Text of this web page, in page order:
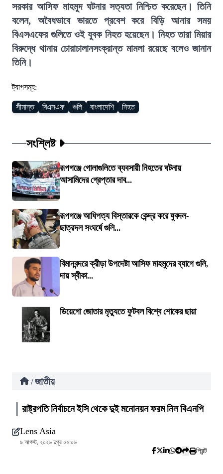
সরকার আসিফ মাহমুদ ঘটনার সত্যতা নিশ্চিত করেছেন। তিনি
বলেন, অবৈধভাবে ভারতে প্রবেশ করে বিড়ি আনার সময়
বিএসএফের গুলিতে ওই যুবক নিহত হয়েছেন। নিহত তারা মিয়ার
বিরুদ্ধে থানায় চোরাচালানসংক্রান্ত মামলা রয়েছে বলেও জানান
তিনি।
ট্যাগসমূহ:
সীমান্ত বিএসএফ গুলি বাংলাদেশি নিহত
সংশ্লিষ্ট
রূপগঞ্জে গোলাগুলিতে ব্যবসায়ী নিহতের ঘটনায়
আসামিদের গ্রেপ্তার দাব...
রূপগঞ্জে আধিপত্য বিস্তারকে কেন্দ্র করে যুবদল-
ছাত্রদল সংঘর্ষে গুলি...
বিমানবন্দরে ক্রীড়া উপদেষ্টা আসিফ মাহমুদের ব্যাগে গুলি,
দায় স্বীকা...
ডিয়েগো জোতার মৃত্যুতে ফুটবল বিশ্বে শোকের ছায়া
/ জাতীয়
রাষ্ট্রপতি নির্বাচনে ইসি থেকে দুই মনোনয়ন ফরম নিল বিএনপি
Lens Asia
৯ আগস্ট, ২০২৬ দুপুর ০২:০৬
প্রিন্ট